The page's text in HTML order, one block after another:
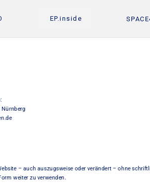
Nürnberg
– auch auszugsweise oder verändert – ohne
weiter zu verwenden.
EP.inside